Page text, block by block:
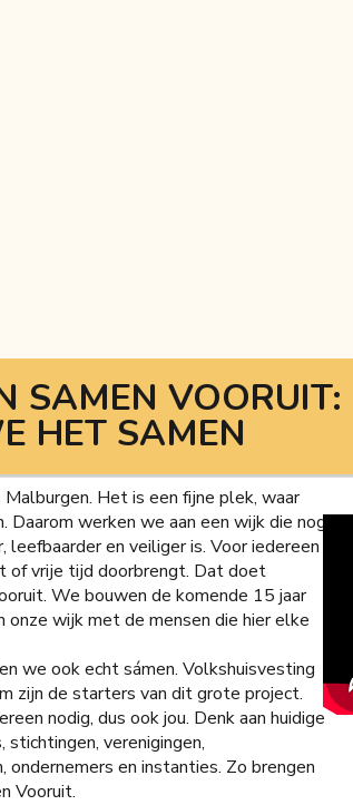
SAMEN VOORUIT:
HET SAMEN
Het is een fijne plek, waar
Daarom werken we aan een wijk die nog
leefbaarder en veiliger is. Voor iedereen
of vrije tijd doorbrengt. Dat doet
We bouwen de komende 15 jaar
onze wijk met de mensen die hier elke
we ook echt sámen. Volkshuisvesting
zijn de starters van dit grote project.
nodig, dus ook jou. Denk aan huidige
stichtingen, verenigingen,
ondernemers en instanties. Zo brengen
Vooruit.